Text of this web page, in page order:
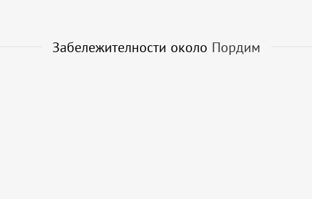
Забележителности около Пордим